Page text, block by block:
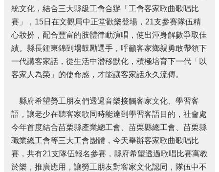
保
護
管
理
手
訴
處
理
網
站
連
統文化，結合三大縣級工會合辦「工會客家歌曲歌唱比
賽」，15日在文觀局中正堂歡樂登場，21支參賽隊伍精
心妝扮，配合豐富的肢體律動演唱，使出渾身解數爭取佳
績。縣長鍾東錦到場鼓勵選手，呼籲客家鄉親勇敢帶領下
一代講客家話，從生活中潛移默化，積極培育下一代「以
客家人為榮」的使命感，才能讓客家話永久流傳。
縣府希望勞工朋友們透過音樂接觸客家文化、學習客
語，讓老少在聽客家歌同時能達到學習客語目的，社會處
今年首度結合苗栗縣產業總工會、苗栗縣總工會、苗栗縣
職業總工會等三大工會團體，今天舉辦客家歌曲歌唱比
賽，共有21支隊伍報名參賽，縣府希望透過歌唱比賽寓教
於樂，推廣應用，讓勞工朋友對客家文化認同，隊伍中不